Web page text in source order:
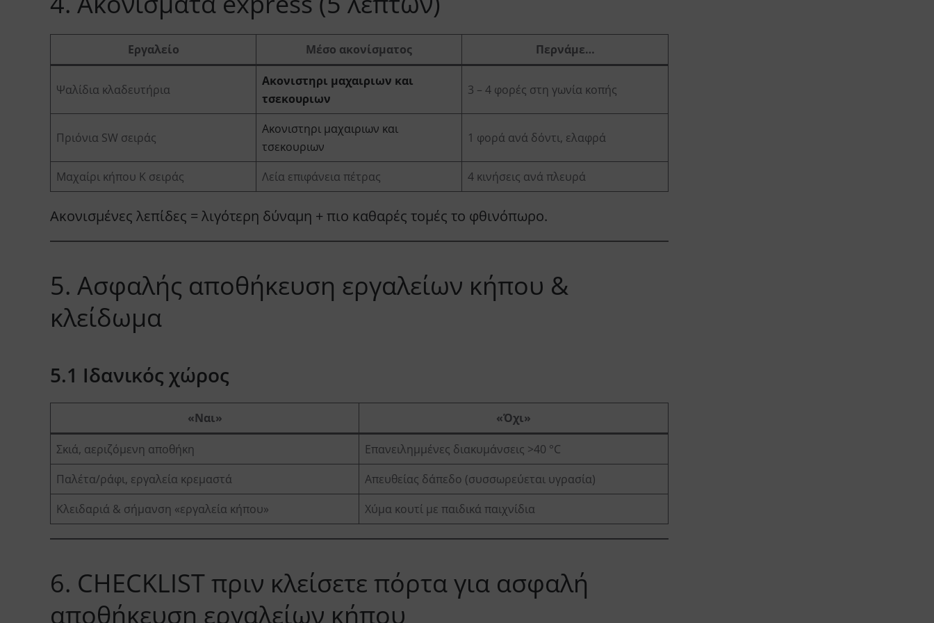
Εργαλείο Μέσο ακονίσματος Περνάμε…
Ψαλίδια κλαδευτήρια
Ακονιστηρι μαχαιριων και
τσεκουριων
3 – 4 φορές στη γωνία κοπής
Πριόνια SW σειράς
Ακονιστηρι μαχαιριων και
τσεκουριων
1 φορά ανά δόντι, ελαφρά
Μαχαίρι κήπου K σειράς Λεία επιφάνεια πέτρας 4 κινήσεις ανά πλευρά
Ακονισμένες λεπίδες = λιγότερη δύναμη + πιο καθαρές τομές το φθινόπωρο.
5. Ασφαλής αποθήκευση εργαλείων κήπου &
κλείδωμα
5.1 Ιδανικός χώρος
«Ναι» «Όχι»
Σκιά, αεριζόμενη αποθήκη
Επανειλημμένες διακυμάνσεις >40 °C
Παλέτα/ράφι, εργαλεία κρεμαστά
Απευθείας δάπεδο (συσσωρεύεται υγρασία)
Κλειδαριά & σήμανση «εργαλεία κήπου»
Χύμα κουτί με παιδικά παιχνίδια
6. CHECKLIST πριν κλείσετε πόρτα για ασφαλή
αποθήκευση εργαλείων κήπου